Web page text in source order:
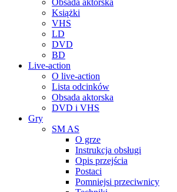
Obsada aktorska
Książki
VHS
LD
DVD
BD
Live-action
O live-action
Lista odcinków
Obsada aktorska
DVD i VHS
Gry
SM AS
O grze
Instrukcja obsługi
Opis przejścia
Postaci
Pomniejsi przeciwnicy